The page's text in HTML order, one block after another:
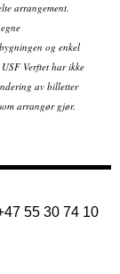
arrangement.
og enkel
Verftet har ikke
av billetter
arrangør gjør.
55 30 74 10